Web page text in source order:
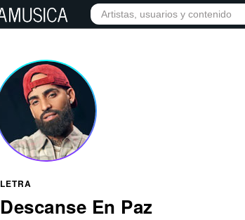
INICIO ARTISTAS RED SOCIAL
LETRA
Descanse En Paz